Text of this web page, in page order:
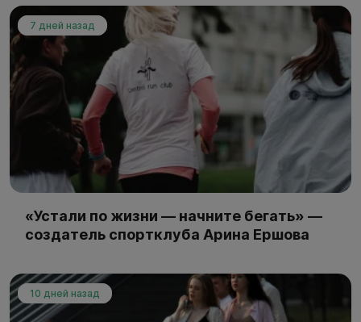
7 дней назад
«Устали по жизни — начните бегать» —
создатель спортклуба Арина Ершова
10 дней назад